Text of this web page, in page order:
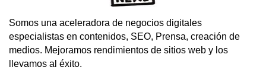
Somos una aceleradora de negocios digitales
especialistas en contenidos, SEO, Prensa, creación de
medios. Mejoramos rendimientos de sitios web y los
llevamos al éxito.